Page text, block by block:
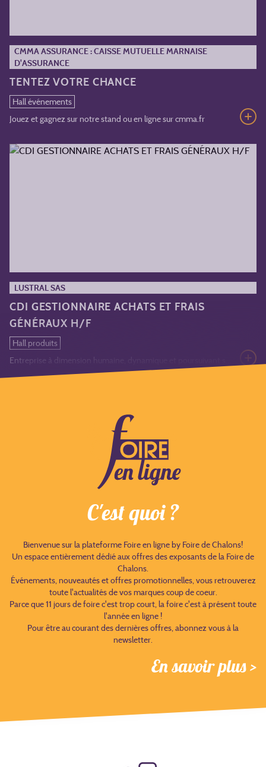
CMMA ASSURANCE : CAISSE MUTUELLE MARNAISE
D'ASSURANCE
TENTEZ VOTRE CHANCE
Hall événements
Jouez et gagnez sur notre stand ou en ligne sur cmma.fr
LUSTRAL SAS
CDI GESTIONNAIRE ACHATS ET FRAIS
GÉNÉRAUX H/F
Hall produits
C'est quoi ?
Bienvenue sur la plateforme Foire en ligne by Foire de Chalons!
Un espace entièrement dédié aux offres des exposants de la Foire de
Chalons.
Événements, nouveautés et offres promotionnelles, vous retrouverez
toute l'actualités de vos marques coup de coeur.
Parce que 11 jours de foire c'est trop court, la foire c'est à présent toute
l'année en ligne !
Pour être au courant des dernières offres, abonnez vous à la
newsletter.
En savoir plus >